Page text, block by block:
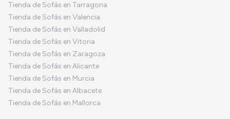
Tienda de Sofás en Tarragona
Tienda de Sofás en Valencia
Tienda de Sofás en Valladolid
Tienda de Sofás en Vitoria
Tienda de Sofás en Zaragoza
Tienda de Sofás en Alicante
Tienda de Sofás en Murcia
Tienda de Sofás en Albacete
Tienda de Sofás en Mallorca